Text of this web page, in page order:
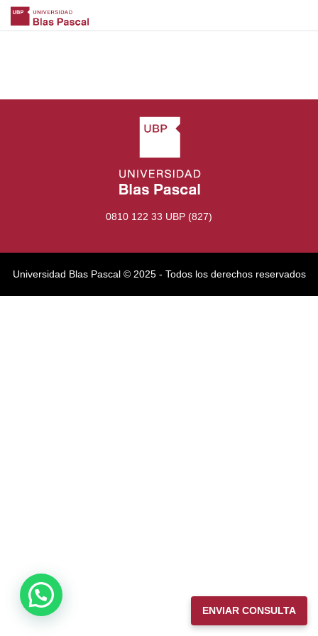
0810 122 33 UBP (827)
Universidad Blas Pascal ©️ 2025 - Todos los derechos reservados
ENVIAR CONSULTA